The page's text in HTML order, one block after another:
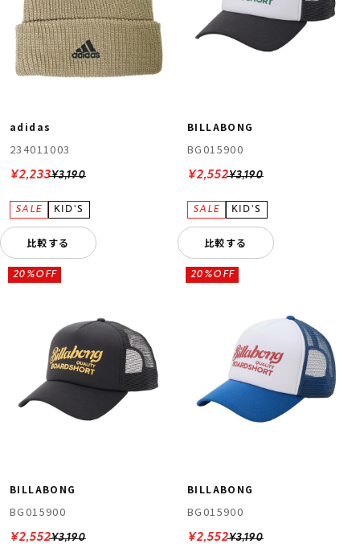
adidas
234011003
¥3,190
¥2,233
比較する
BILLABONG
BG015900
¥3,190
¥2,552
比較する
BILLABONG
BG015900
¥3,190
20%OFF
¥2,552
BILLABONG
BG015900
¥3,190
20%OFF
¥2,552